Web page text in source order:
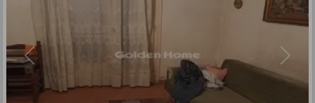
Previous Next